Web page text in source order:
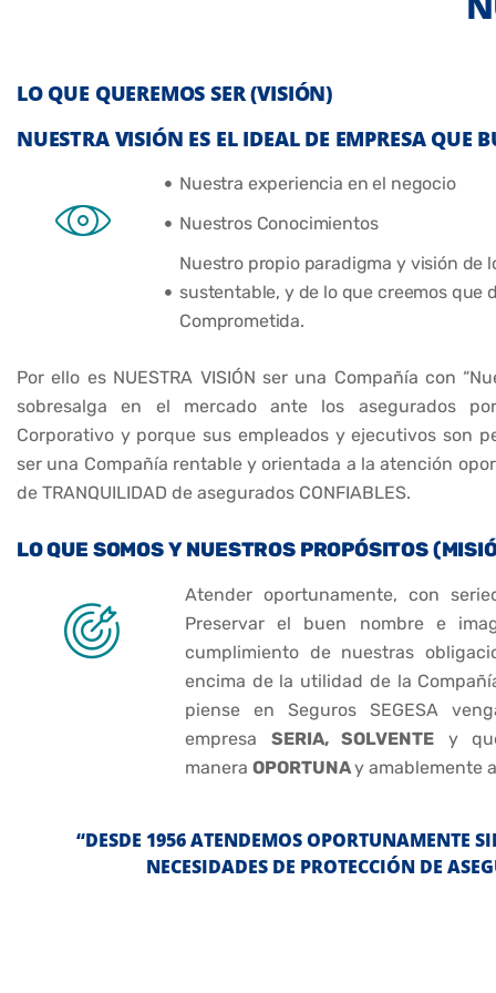
LO QUE QUEREMOS SER (VISIÓN)​
NUESTRA VISIÓN ES EL IDEAL DE EMPRESA QUE
Nuestra experiencia en el negocio
Nuestros Conocimientos
Nuestro propio paradigma y visión de
sustentable, y de lo que creemos que
Comprometida.
Por ello es NUESTRA VISIÓN ser una Compañía con
sobresalga en el mercado ante los asegurados
Corporativo y porque sus empleados y ejecutivos son
ser una Compañía rentable y orientada a la atención
de TRANQUILIDAD de asegurados CONFIABLES.
LO QUE SOMOS Y NUESTROS PROPÓSITOS
Atender oportunamente, con
Preservar el buen nombre e
cumplimiento de nuestras
encima de la utilidad de la
piense en Seguros SEGESA
empresa SERIA, SOLVENTE y
manera OPORTUNAy amablemente
“DESDE 1956 ATENDEMOS OPORTUNAMENTE
NECESIDADES DE PROTECCIÓN DE